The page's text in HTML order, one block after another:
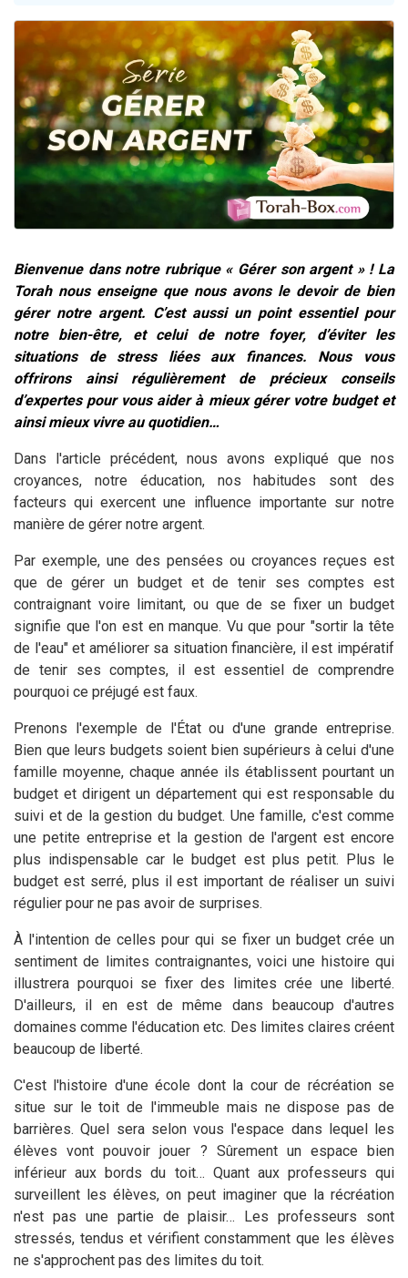
30 personnes viennent de faire un don pour Sauvez la jambe de Yohan
Il reste 49 places pour étudier en groupe sur Zoom
12 nouvelles musiques dans Torah-Box Music
29 personnes viennent de demander une bénédiction
Bienvenue dans notre rubrique « Gérer son argent » ! La
Torah nous enseigne que nous avons le devoir de bien
gérer notre argent. C’est aussi un point essentiel pour
notre bien-être, et celui de notre foyer, d’éviter les
situations de stress liées aux finances. Nous vous
offrirons ainsi régulièrement de précieux conseils
d’expertes pour vous aider à mieux gérer votre budget et
ainsi mieux vivre au quotidien…
Dans l'article précédent, nous avons expliqué que nos
croyances, notre éducation, nos habitudes sont des
facteurs qui exercent une influence importante sur notre
manière de gérer notre argent.
Par exemple, une des pensées ou croyances reçues est
que de gérer un budget et de tenir ses comptes est
contraignant voire limitant, ou que de se fixer un budget
signifie que l'on est en manque. Vu que pour "sortir la tête
de l'eau" et améliorer sa situation financière, il est impératif
de tenir ses comptes, il est essentiel de comprendre
pourquoi ce préjugé est faux.
Prenons l'exemple de l'État ou d'une grande entreprise.
Bien que leurs budgets soient bien supérieurs à celui d'une
famille moyenne, chaque année ils établissent pourtant un
budget et dirigent un département qui est responsable du
suivi et de la gestion du budget. Une famille, c'est comme
une petite entreprise et la gestion de l'argent est encore
plus indispensable car le budget est plus petit. Plus le
budget est serré, plus il est important de réaliser un suivi
régulier pour ne pas avoir de surprises.
À l'intention de celles pour qui se fixer un budget crée un
sentiment de limites contraignantes, voici une histoire qui
illustrera pourquoi se fixer des limites crée une liberté.
D'ailleurs, il en est de même dans beaucoup d'autres
domaines comme l'éducation etc. Des limites claires créent
beaucoup de liberté.
C'est l'histoire d'une école dont la cour de récréation se
situe sur le toit de l'immeuble mais ne dispose pas de
barrières. Quel sera selon vous l'espace dans lequel les
élèves vont pouvoir jouer ? Sûrement un espace bien
inférieur aux bords du toit… Quant aux professeurs qui
surveillent les élèves, on peut imaginer que la récréation
n'est pas une partie de plaisir… Les professeurs sont
stressés, tendus et vérifient constamment que les élèves
ne s'approchent pas des limites du toit.